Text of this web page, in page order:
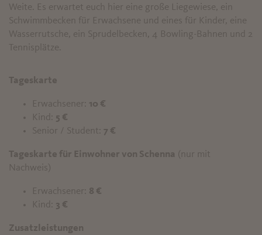
Weite. Es erwartet euch hier eine große Liegewiese, ein
Schwimmbecken für Erwachsene und eines für Kinder, eine
Wasserrutsche, ein Sprudelbecken, 4 Bowling-Bahnen und 2
Tennisplätze.
Tageskarte
Erwachsener: 10 €
Kind: 5 €
Senior / Student: 7 €
Tageskarte für Einwohner von Schenna (nur mit
Nachweis)
Erwachsener: 8 €
Kind: 3 €
Zusatzleistungen